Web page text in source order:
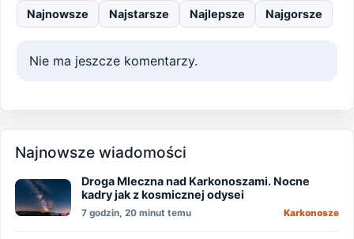
Najnowsze Najstarsze Najlepsze Najgorsze
Nie ma jeszcze komentarzy.
Najnowsze wiadomości
Droga Mleczna nad Karkonoszami. Nocne
kadry jak z kosmicznej odysei
7 godzin, 20 minut temu Karkonosze